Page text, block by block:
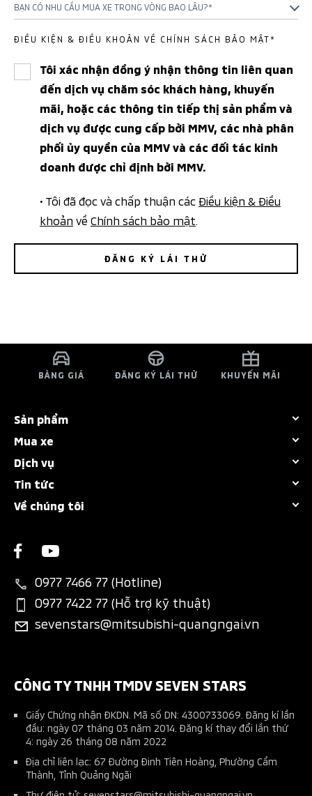
BẠN CÓ NHU CẦU MUA XE TRONG VÒNG BAO LÂU?*
ĐIỀU KIỆN & ĐIỀU KHOẢN VỀ CHÍNH SÁCH BẢO MẬT*
Tôi xác nhận đồng ý nhận thông tin liên quan
đến dịch vụ chăm sóc khách hàng, khuyến
mãi, hoặc các thông tin tiếp thị sản phẩm và
dịch vụ được cung cấp bởi MMV, các nhà phân
phối ủy quyền của MMV và các đối tác kinh
doanh được chỉ định bởi MMV.
• Tôi đã đọc và chấp thuận cácĐiều kiện & Điều
khoản về Chính sách bảo mật
ĐĂNG KÝ LÁI THỬ
BẢNG GIÁ ĐĂNG KÝ LÁI THỬ KHUYẾN MÃI
Sản phẩm
Tất cả dòng xe
Destinator
Attrage
New Xpander
New Xpander Cross
All-New Triton
Pajero Sport
Mua xe
Bảng giá
Chương trình trả góp MAF
Đăng ký lái thử
Phụ kiện chính hãng
Thu xe cũ đổi xe mới
Dịch vụ
Chính sách bảo hành
Bảo dưỡng nhanh
Các hạng mục bảo dưỡng
Đặt lịch dịch vụ
Ứng dụng Mitsubishi Connect+
Tin tức
Sự kiện nổi bật
Tin tuyển dụng
Về chúng tôi
Liên hệ
0977 7466 77 (Hotline)
0977 7422 77 (Hỗ trợ kỹ thuật)
sevenstars@mitsubishi-quangngai.vn
CÔNG TY TNHH TMDV SEVEN STARS
Giấy Chứng nhận ĐKDN. Mã số DN: 4300733069. Đăng kí lần
đầu: ngày 07 tháng 03 năm 2014. Đăng kí thay đổi lần thứ
4: ngày 26 tháng 08 năm 2022
Địa chỉ liên lạc: 67 Đường Đinh Tiên Hoàng, Phường Cẩm
Thành, Tỉnh Quảng Ngãi